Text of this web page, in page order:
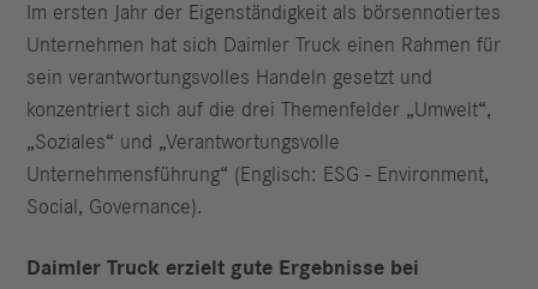
Im ersten Jahr der Eigenständigkeit als börsennotiertes
Unternehmen hat sich Daimler Truck einen Rahmen für
sein verantwortungsvolles Handeln gesetzt und
konzentriert sich auf die drei Themenfelder „Umwelt“,
„Soziales“ und „Verantwortungsvolle
Unternehmensführung“ (Englisch: ESG - Environment,
Social, Governance).
Daimler Truck erzielt gute Ergebnisse bei